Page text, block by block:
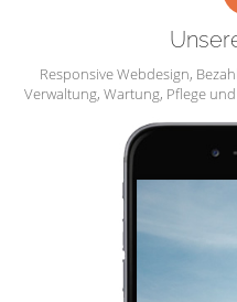
Responsive Webdesign,
Verwaltung, Wartung, Pflege